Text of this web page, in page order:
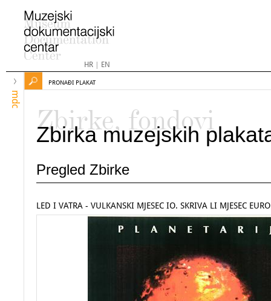
HR| EN
mdc
PRONAĐI PLAKAT
Zbirke, fondovi
Zbirka muzejskih
Pregled Zbirke
LED I VATRA - VULKANSKI MJESEC IO. SKRIVA LI MJESEC